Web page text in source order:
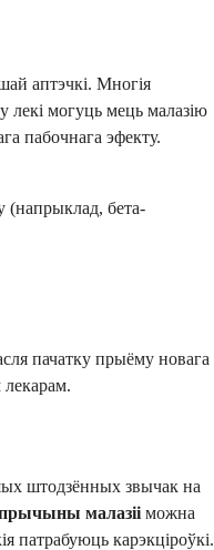
аптэчкі. Многія
лекі могуць мець малазію
пабочнага эфекту.
(напрыклад, бета-
пачатку прыёму новага
лекарам.
штодзённых звычак на
малазіі можна
патрабуюць карэкціроўкі.